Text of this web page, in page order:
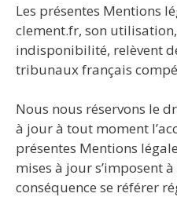
Les présentes Mentions
clement.fr, son
indisponibilité, relèvent
tribunaux français
Nous nous réservons le
à jour à tout moment
présentes Mentions
mises à jour s’imposent
conséquence se référer